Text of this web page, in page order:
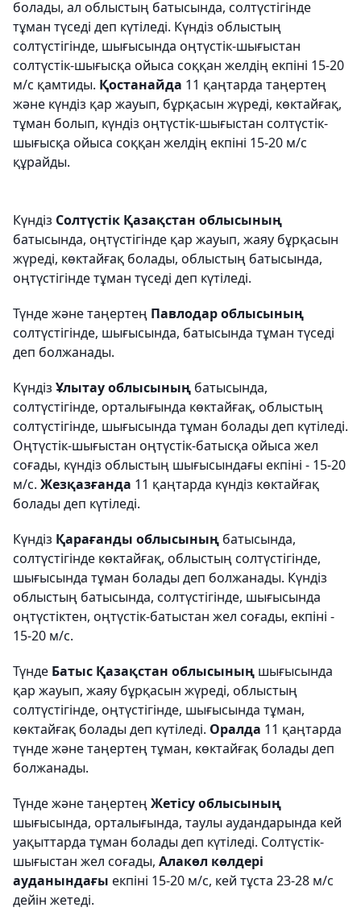
болады, ал облыстың батысында, солтүстігінде
тұман түседі деп күтіледі. Күндіз облыстың
солтүстігінде, шығысында оңтүстік-шығыстан
солтүстік-шығысқа ойыса соққан желдің екпіні 15-20
м/с қамтиды. Қостанайда 11 қаңтарда таңертең
және күндіз қар жауып, бұрқасын жүреді, көктайғақ,
тұман болып, күндіз оңтүстік-шығыстан солтүстік-
шығысқа ойыса соққан желдің екпіні 15-20 м/с
құрайды.
Күндіз Солтүстік Қазақстан облысының
батысында, оңтүстігінде қар жауып, жаяу бұрқасын
жүреді, көктайғақ болады, облыстың батысында,
оңтүстігінде тұман түседі деп күтіледі.
Түнде және таңертең Павлодар облысының
солтүстігінде, шығысында, батысында тұман түседі
деп болжанады.
Күндіз Ұлытау облысының батысында,
солтүстігінде, орталығында көктайғақ, облыстың
солтүстігінде, шығысында тұман болады деп күтіледі.
Оңтүстік-шығыстан оңтүстік-батысқа ойыса жел
соғады, күндіз облыстың шығысындағы екпіні - 15-20
м/с. Жезқазғанда 11 қаңтарда күндіз көктайғақ
болады деп күтіледі.
Күндіз Қарағанды облысының батысында,
солтүстігінде көктайғақ, облыстың солтүстігінде,
шығысында тұман болады деп болжанады. Күндіз
облыстың батысында, солтүстігінде, шығысында
оңтүстіктен, оңтүстік-батыстан жел соғады, екпіні -
15-20 м/с.
Түнде Батыс Қазақстан облысының шығысында
қар жауып, жаяу бұрқасын жүреді, облыстың
солтүстігінде, оңтүстігінде, шығысында тұман,
көктайғақ болады деп күтіледі. Оралда 11 қаңтарда
түнде және таңертең тұман, көктайғақ болады деп
болжанады.
Түнде және таңертең Жетісу облысының
шығысында, орталығында, таулы аудандарында кей
уақыттарда тұман болады деп күтіледі. Солтүстік-
шығыстан жел соғады, Алакөл көлдері
ауданындағы екпіні 15-20 м/с, кей тұста 23-28 м/с
дейін жетеді.